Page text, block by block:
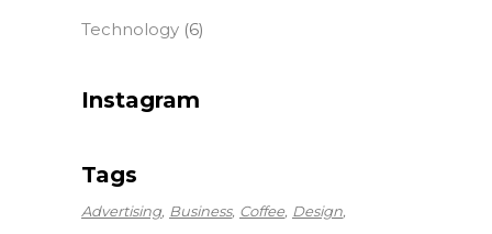
Technology (6)
Instagram
Tags
Advertising Business Coffee Design